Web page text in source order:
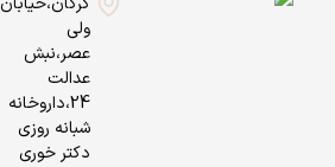
ولی
عصر،نبش
عدالت
24،داروخانه
شبانه روزی
دکتر خوری